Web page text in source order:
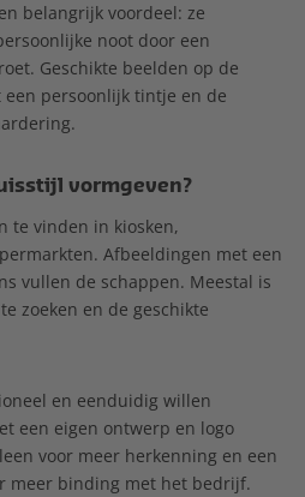
belangrijk voordeel: ze
noot door een
Geschikte beelden op de
persoonlijk tintje en de
vormgeven?
te vinden in kiosken,
Afbeeldingen met een
vullen de schappen. Meestal is
zoeken en de geschikte
en eenduidig willen
een eigen ontwerp en logo
voor meer herkenning en een
meer binding met het bedrijf.